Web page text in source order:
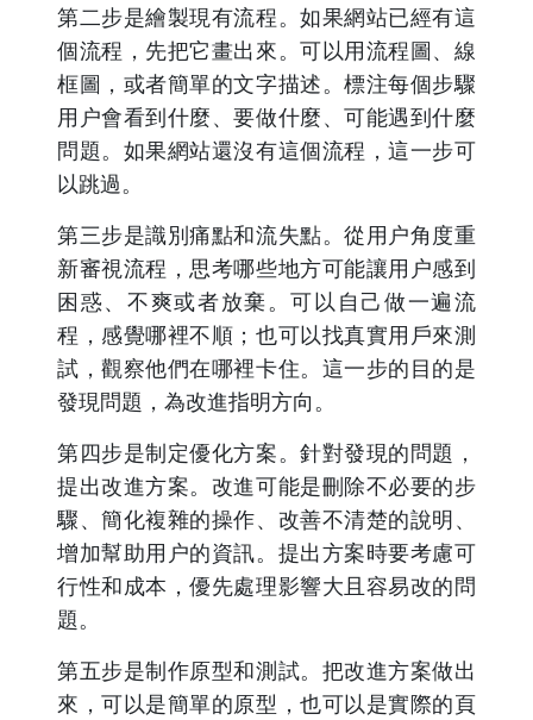
第二步是繪製現有流程。如果網站已經有這
個流程，先把它畫出來。可以用流程圖、線
框圖，或者簡單的文字描述。標注每個步驟
用户會看到什麼、要做什麼、可能遇到什麼
問題。如果網站還沒有這個流程，這一步可
以跳過。
第三步是識別痛點和流失點。從用户角度重
新審視流程，思考哪些地方可能讓用户感到
困惑、不爽或者放棄。可以自己做一遍流
程，感覺哪裡不順；也可以找真實用戶來測
試，觀察他們在哪裡卡住。這一步的目的是
發現問題，為改進指明方向。
第四步是制定優化方案。針對發現的問題，
提出改進方案。改進可能是刪除不必要的步
驟、簡化複雜的操作、改善不清楚的說明、
增加幫助用户的資訊。提出方案時要考慮可
行性和成本，優先處理影響大且容易改的問
題。
第五步是制作原型和測試。把改進方案做出
來，可以是簡單的原型，也可以是實際的頁